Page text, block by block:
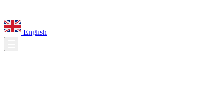
English